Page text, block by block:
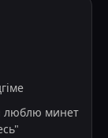
люблю минет
"